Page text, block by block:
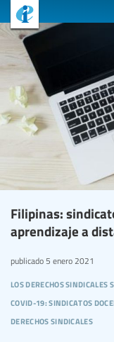
Filipinas:
aprendizaje a
los derechos sindicales
covid-19: sindicatos
derechos sindicales
publicado 5 enero 2021